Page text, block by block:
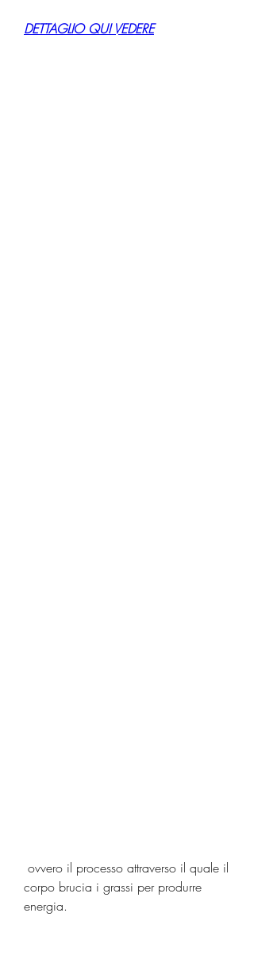
DETTAGLIO QUI VEDERE
corpo brucia i grassi per produrre
energia.